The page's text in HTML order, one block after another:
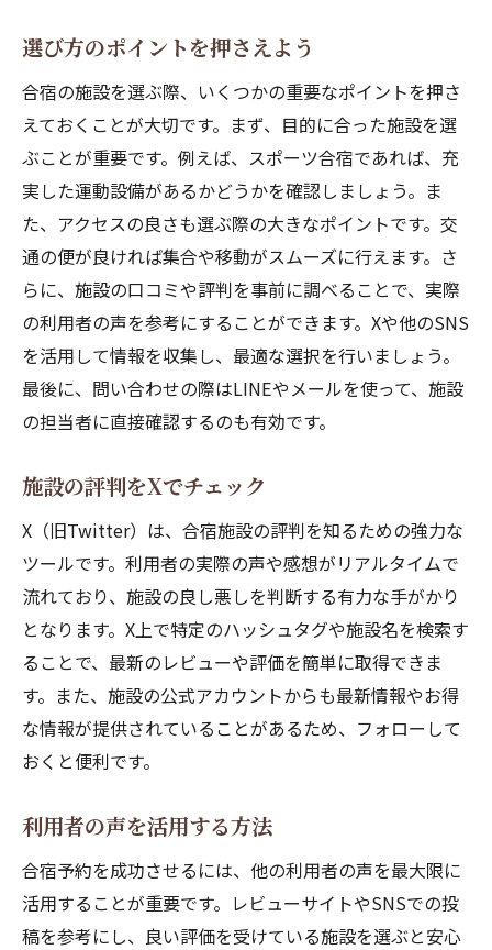
選び方のポイントを押さえよう
合宿の施設を選ぶ際、いくつかの重要なポイントを押さ
えておくことが大切です。まず、目的に合った施設を選
ぶことが重要です。例えば、スポーツ合宿であれば、充
実した運動設備があるかどうかを確認しましょう。ま
た、アクセスの良さも選ぶ際の大きなポイントです。交
通の便が良ければ集合や移動がスムーズに行えます。さ
らに、施設の口コミや評判を事前に調べることで、実際
の利用者の声を参考にすることができます。Xや他のSNS
を活用して情報を収集し、最適な選択を行いましょう。
最後に、問い合わせの際はLINEやメールを使って、施設
の担当者に直接確認するのも有効です。
施設の評判をXでチェック
X（旧Twitter）は、合宿施設の評判を知るための強力な
ツールです。利用者の実際の声や感想がリアルタイムで
流れており、施設の良し悪しを判断する有力な手がかり
となります。X上で特定のハッシュタグや施設名を検索す
ることで、最新のレビューや評価を簡単に取得できま
す。また、施設の公式アカウントからも最新情報やお得
な情報が提供されていることがあるため、フォローして
おくと便利です。
利用者の声を活用する方法
合宿予約を成功させるには、他の利用者の声を最大限に
活用することが重要です。レビューサイトやSNSでの投
稿を参考にし、良い評価を受けている施設を選ぶと安心